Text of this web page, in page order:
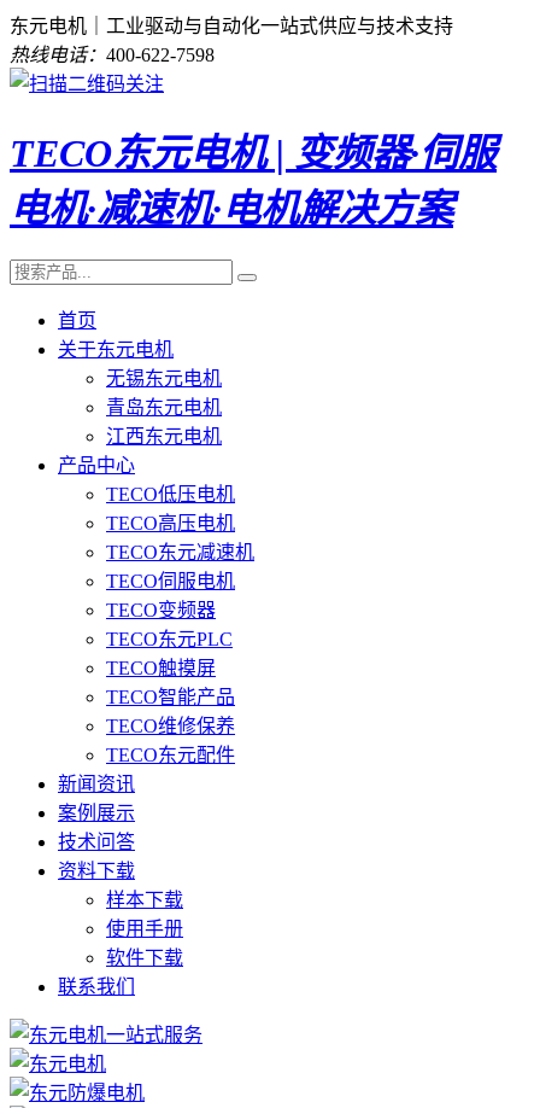
东元电机｜工业驱动与自动化一站式供应与技术支持
热线电话： 400-622-7598
TECO东元电机 | 变频器·伺服
电机·减速机·电机解决方案
首页
关于东元电机
无锡东元电机
青岛东元电机
江西东元电机
产品中心
TECO低压电机
TECO高压电机
TECO东元减速机
TECO伺服电机
TECO变频器
TECO东元PLC
TECO触摸屏
TECO智能产品
TECO维修保养
TECO东元配件
新闻资讯
案例展示
技术问答
资料下载
样本下载
使用手册
软件下载
联系我们